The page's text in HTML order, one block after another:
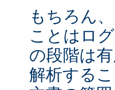
もちろん
ことはロ
の段階は
解析する